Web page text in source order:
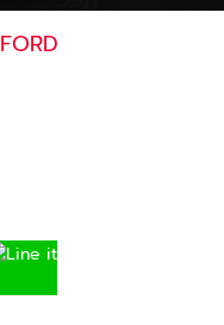
FORD